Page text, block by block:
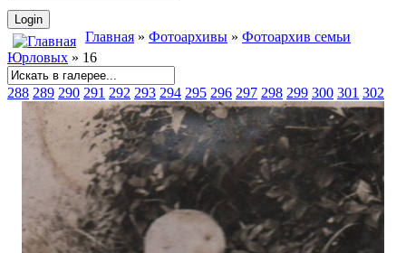
Главная » Фотоархивы » Фотоархив семьи
Юрловых » 16
288 289 290 291 292 293 294 295 296 297 298 299 300 301 302